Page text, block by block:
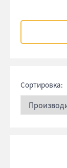
Сортировка: